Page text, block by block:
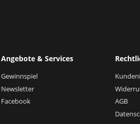
Angebote & Services
Gewinnspiel
Newsletter
Facebook
AGB